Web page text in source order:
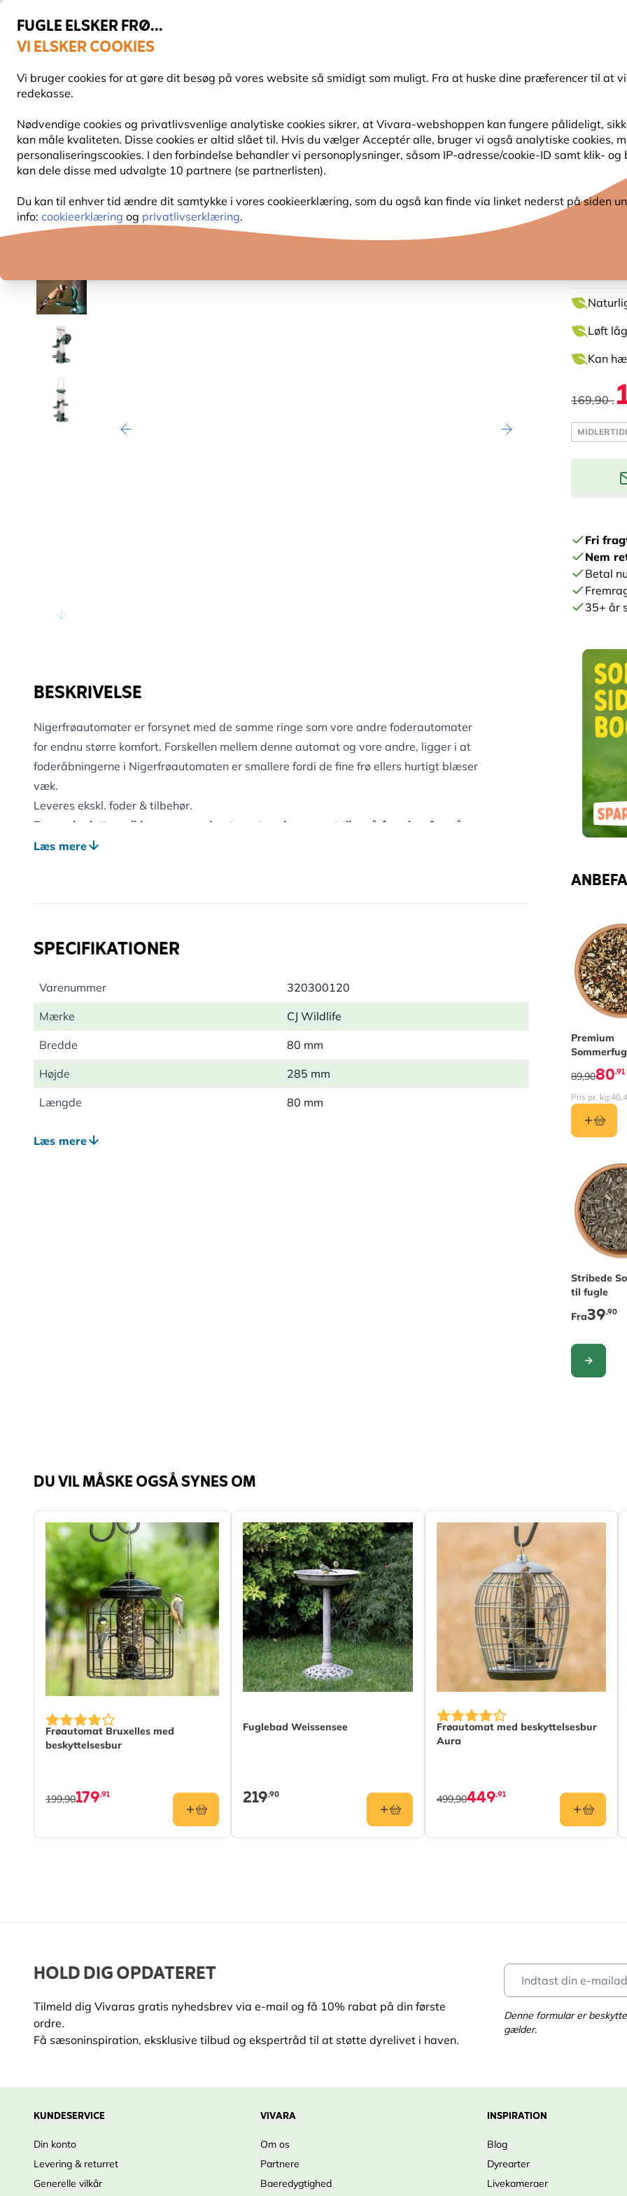
FUGLE ELSKER FRØ...
VI ELSKER COOKIES
Vi bruger cookies for at gøre dit besøg på vores website så smidigt som muligt. Fra at huske dine præferencer til at
redekasse.
Nødvendige cookies og privatlivsvenlige analytiske cookies sikrer, at Vivara-webshoppen kan fungere pålideligt,
kan måle kvaliteten. Disse cookies er altid slået til. Hvis du vælger Acceptér alle, bruger vi også analytiske cookies,
personaliseringscookies. I den forbindelse behandler vi personoplysninger, såsom IP-adresse/cookie-ID samt klik-
kan dele disse med udvalgte 10 partnere (se partnerlisten).
Du kan til enhver tid ændre dit samtykke i vores cookieerklæring, som du også kan finde via linket nederst på siden
info: cookieerklæring og privatlivserklæring.
Topbedømt i 11 lande
Fri fragt over 499 kr.
Søg
FUGLEFODER FUGLEFODERHUSE REDEKASSER HAVENS DYR PLANTEFRØ
10% RABAT
Løft
Kan
169,90 .
Fri
Nem
Betal
35+ år
Premium
med80,91
89,90
Pris pr. kg:
Stribede
til fugle
The price
Fra39,90
BESKRIVELSE
Nigerfrøautomater er forsynet med de samme ringe som vore andre foderautomater
for endnu større komfort. Forskellen mellem denne automat og vore andre, ligger i at
foderåbningerne i Nigerfrøautomaten er smallere fordi de fine frø ellers hurtigt blæser
væk.
Leveres ekskl. foder & tilbehør.
Bemærk: dette er ikke en normal automat og kun egnet til
små frø
, dvs. frø på
størrelse med nigerfrø. Normale frøblandinger kan simpelthen ikke komme ud
Læs mere
SPECIFIKATIONER
Varenummer 320300120
Mærke CJ Wildlife
Bredde 80 mm
Højde 285 mm
Længde 80 mm
Læs mere
DU VIL MÅSKE OGSÅ SYNES OM
Frøautomat Bruxelles med
beskyttelsesbur
179,91
199,90
Fuglebad Weissensee
219,90
Frøautomat med beskyttelsesbur
Aura
449,91
499,90
HOLD DIG OPDATERET
Tilmeld dig Vivaras gratis nyhedsbrev via e-mail og få 10% rabat på din første
ordre.
Få sæsoninspiration, eksklusive tilbud og ekspertråd til at støtte dyrelivet i haven.
Denne formular er
gælder.
KUNDESERVICE
Din konto
Levering & returret
Generelle vilkår
VIVARA
Om os
Partnere
Baeredygtighed
INSPIRATION
Blog
Dyrearter
Livekameraer